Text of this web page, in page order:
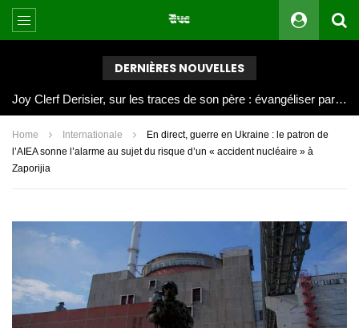
DERNIÈRES NOUVELLES
Joy Clerf Derisier, sur les traces de son père : évangéliser par la musique
Home Internationale
En direct, guerre en Ukraine : le patron de
l’AIEA sonne l’alarme au sujet du risque d’un « accident nucléaire » à
Zaporijia